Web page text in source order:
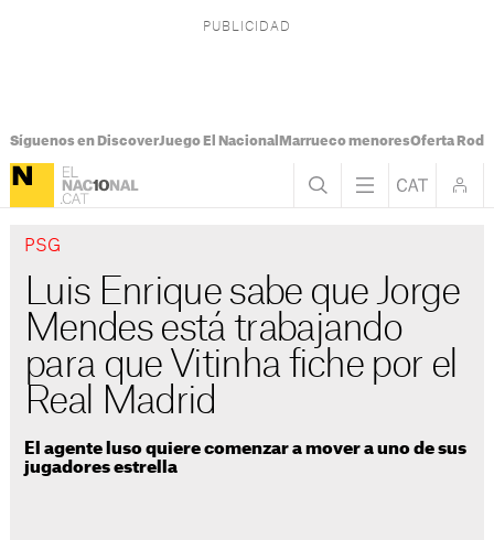
Síguenos en DiscoverJuego El Nacional Marrueco menoresOferta
PSG
Luis Enrique sabe que Jorge
Mendes está trabajando
para que Vitinha fiche por el
Real Madrid
El agente luso quiere comenzar a mover a uno de sus
jugadores estrella